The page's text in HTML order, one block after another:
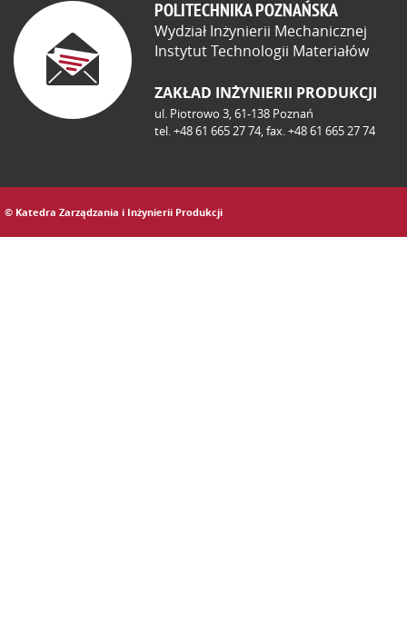
POLITECHNIKA POZNAŃSKA
Wydział Inżynierii Mechanicznej
Instytut Technologii Materiałów
ZAKŁAD INŻYNIERII PRODUKCJI
ul. Piotrowo 3, 61-138 Poznań
tel. +48 61 665 27 74, fax. +48 61 665 27 74
© Katedra Zarządzania i Inżynierii Produkcji